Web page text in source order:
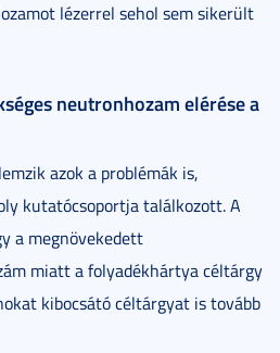
lézerrel sehol sem sikerült
neutronhozam elérése a
azok a problémák is,
kutatócsoportja találkozott. A
a megnövekedett
miatt a folyadékhártya céltárgy
kibocsátó céltárgyat is tovább